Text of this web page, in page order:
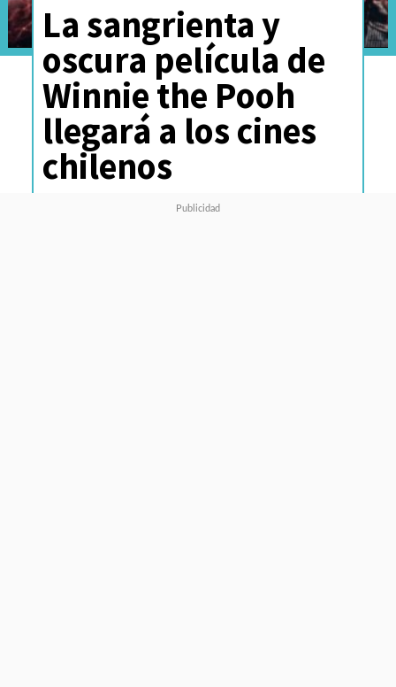
La sangrienta y
oscura película de
Winnie the Pooh
llegará a los cines
chilenos